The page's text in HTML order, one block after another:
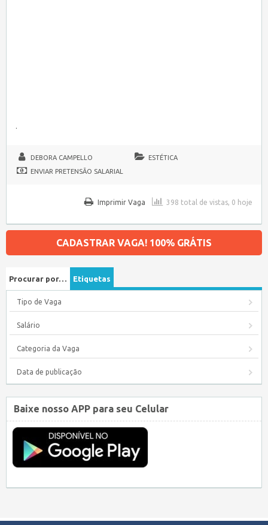
.
DEBORA CAMPELLO
ESTÉTICA
ENVIAR PRETENSÃO SALARIAL
398 total de vistas, 0 hoje
Imprimir Vaga
CADASTRAR VAGA! 100% GRÁTIS
Procurar por… Etiquetas
Tipo de Vaga
Salário
Categoria da Vaga
Data de publicação
Baixe nosso APP para seu Celular